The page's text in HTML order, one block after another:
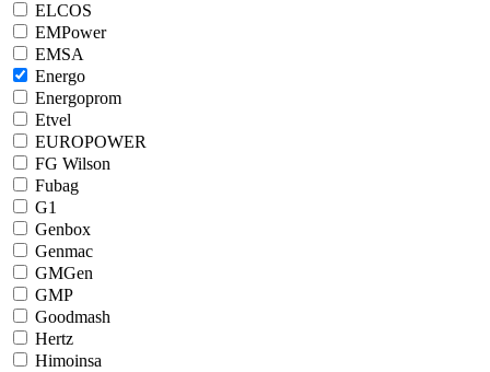
ELCOS
EMPower
EMSA
Energo
Energoprom
Etvel
EUROPOWER
FG Wilson
Fubag
G1
Genbox
Genmac
GMGen
GMP
Goodmash
Hertz
Himoinsa